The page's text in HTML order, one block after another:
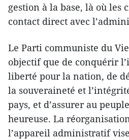
gestion à la base, là où les
contact direct avec
Le Parti communiste du
objectif que de conquérir
liberté pour la nation, de
la souveraineté et
pays, et d’assurer au
heureuse. La
l’appareil administratif